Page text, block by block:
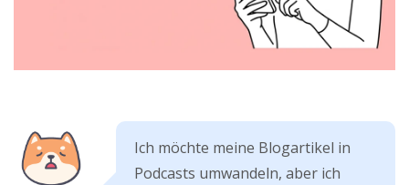
Ich möchte meine Blogartikel in
Podcasts umwandeln, aber ich